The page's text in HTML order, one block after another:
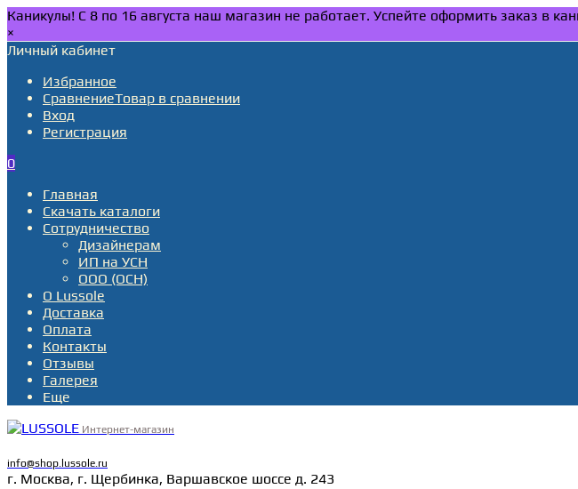
Каникулы! С 8 по 16 августа наш магазин не работает. Успейте оформить заказ в
×
Личный кабинет
Избранное
СравнениеТовар в сравнении
Вход
Регистрация
0
Главная
Скачать каталоги
Сотрудничество
Дизайнерам
ИП на УСН
ООО (ОСН)
О Lussole
Доставка
Оплата
Контакты
Отзывы
Галерея
Еще
Интернет-магазин
info@shop.lussole.ru
г. Москва, г. Щербинка, Варшавское шоссе д. 243